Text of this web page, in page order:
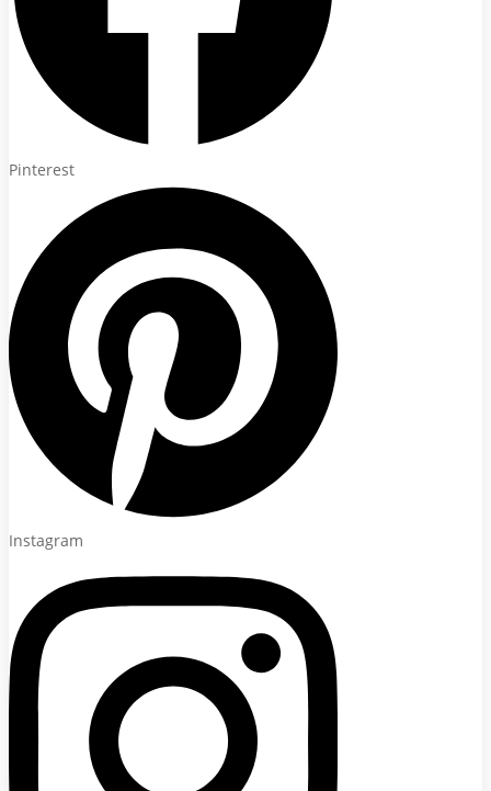
Pinterest
Instagram